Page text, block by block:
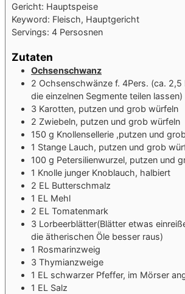
Gericht: Hauptspeise
Keyword: Fleisch, Hauptgericht
Servings: 4 Persosnen
Zutaten
Ochsenschwanz
2 Ochsenschwänze f. 4Pers. (ca.
die einzelnen Segmente teilen lassen)
3 Karotten, putzen und grob würfeln
2 Zwiebeln, putzen und grob würfeln
150 g Knollensellerie ,putzen und
1 Stange Lauch, putzen und grob
100 g Petersilienwurzel, putzen und
1 Knolle junger Knoblauch, halbiert
2 EL Butterschmalz
1 EL Mehl
2 EL Tomatenmark
3 Lorbeerblätter(Blätter etwas
die ätherischen Öle besser raus)
1 Rosmarinzweig
3 Thymianzweige
1 EL schwarzer Pfeffer, im Mörser
1 EL Salz